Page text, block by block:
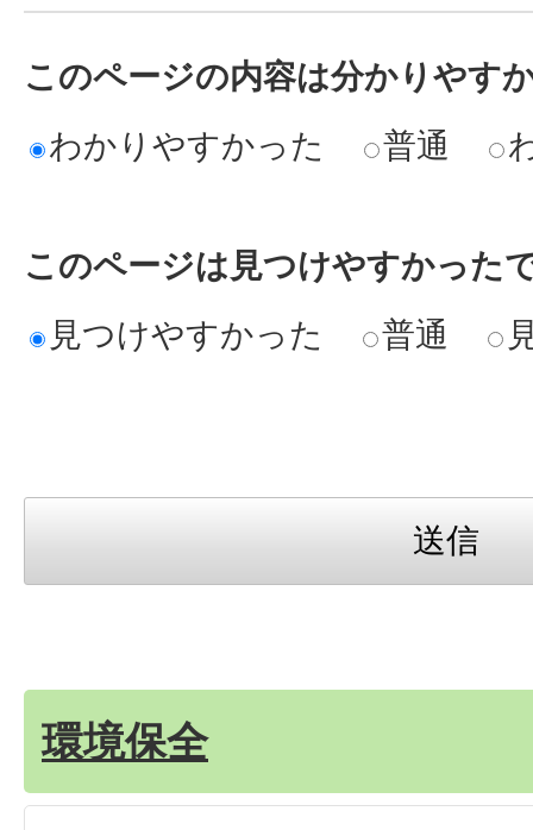
このページの内容は分かりやす
わかりやすかった
普通
このページは見つけやすかった
見つけやすかった
普通
環境保全